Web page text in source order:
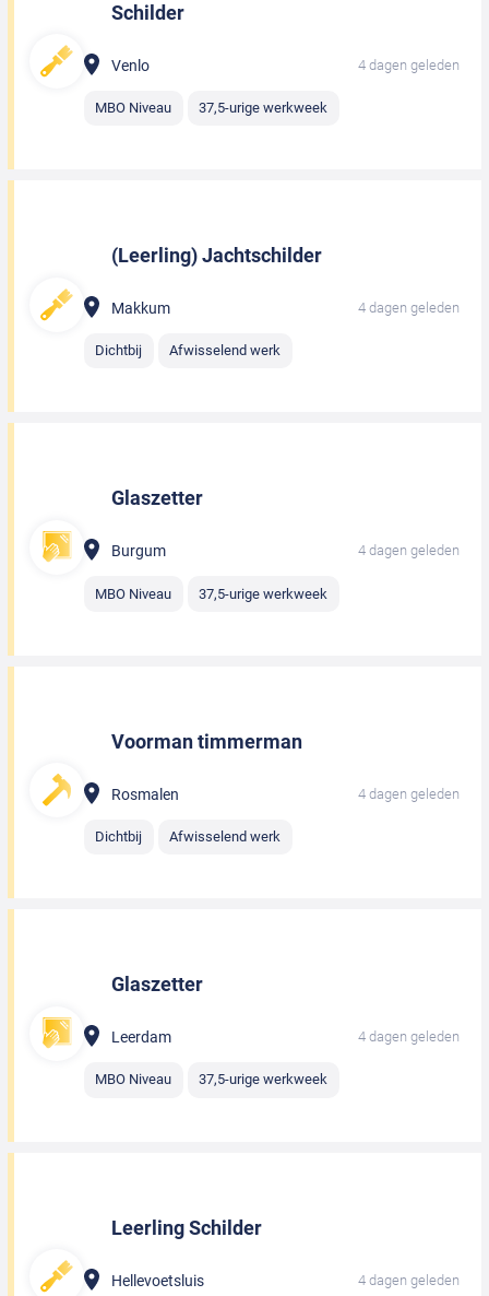
Schilder
Venlo 4 dagen geleden
MBO Niveau 37,5-urige werkweek
(Leerling) Jachtschilder
Makkum 4 dagen geleden
Dichtbij Afwisselend werk
Glaszetter
Burgum 4 dagen geleden
MBO Niveau 37,5-urige werkweek
Voorman timmerman
Rosmalen 4 dagen geleden
Dichtbij Afwisselend werk
Glaszetter
Leerdam 4 dagen geleden
MBO Niveau 37,5-urige werkweek
Leerling Schilder
Hellevoetsluis 4 dagen geleden